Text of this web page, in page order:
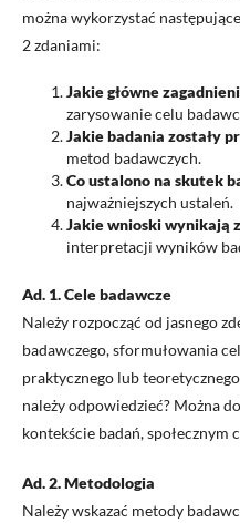
można wykorzystać
2 zdaniami:
Jakie główne
zarysowanie celu
Jakie badania zostały
metod badawczych.
Co ustalono na skutek
najważniejszych ustaleń.
Jakie wnioski wynikają
interpretacji wyników
Ad. 1. Cele badawcze
Należy rozpocząć od jasnego
badawczego, sformułowania
praktycznego lub
należy odpowiedzieć? Można
kontekście badań, społecznym
Ad. 2. Metodologia
Należy wskazać metody